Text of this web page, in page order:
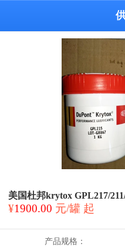
美国杜邦krytox GPL217/
¥1900.00 元/罐 起
产品规格：